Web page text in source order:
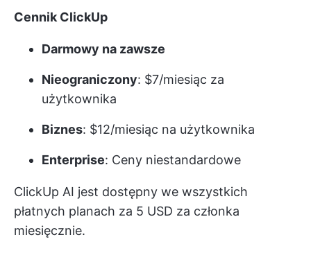
Cennik ClickUp
Darmowy na zawsze
Nieograniczony: $7/miesiąc za
użytkownika
Biznes: $12/miesiąc na użytkownika
Enterprise: Ceny niestandardowe
ClickUp AI jest dostępny we wszystkich
płatnych planach za 5 USD za członka
miesięcznie.